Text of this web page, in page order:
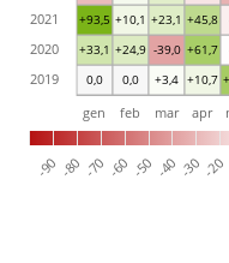
0,0 0,0 +3,4 +10,7
+33,1 +24,9 -39,0 +61,7
+93,5 +10,1 +23,1 +45,8
-90 -80 -70 -60 -50 -40 -30 -20
gen feb mar apr
2019
2020
2021